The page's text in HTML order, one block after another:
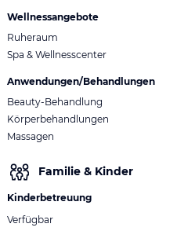
Wellnessangebote
Ruheraum
Spa & Wellnesscenter
Anwendungen/Behandlungen
Beauty-Behandlung
Körperbehandlungen
Massagen
Familie & Kinder
Kinderbetreuung
Verfügbar